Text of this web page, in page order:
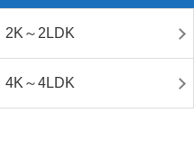
2K～2LDK
4K～4LDK